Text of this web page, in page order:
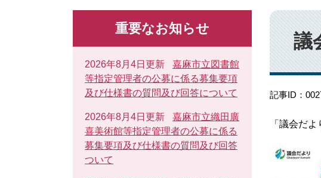
本
文
議
記事ID：
「議会だ
重要なお知らせ
2026年8月4日更新
嘉麻市立図書館
等指定管理者の公募に係る募集要項
及び仕様書の質問及び回答について
2026年8月4日更新
嘉麻市立織田廣
喜美術館等指定管理者の公募に係る
募集要項及び仕様書の質問及び回答
ついて